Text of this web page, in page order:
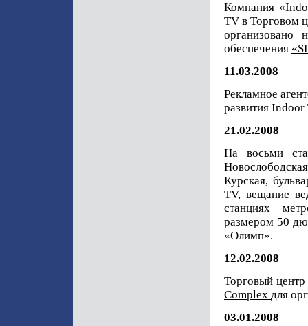
Компания
TV в Торговом
организовано
обеспечения
11.03.2008
Рекламное
развития
21.02.2008
На восьми
Курская,
TV, вещание
станциях
размером 50
«Олимп».
12.02.2008
Торговый
Complex для
03.01.2008